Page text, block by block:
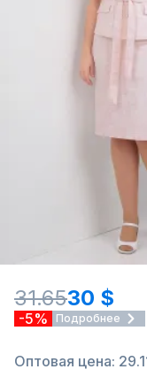
31.6530 $
-5% Подробнее
Оптовая цена: